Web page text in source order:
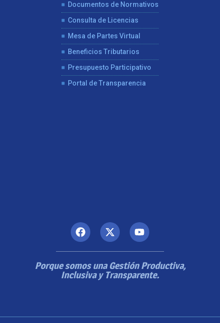
Documentos de Normativos
Consulta de Licencias
Mesa de Partes Virtual
Beneficios Tributarios
Presupuesto Participativo
Portal de Transparencia
Porque somos una Gestión Productiva,
Inclusiva y Transparente.